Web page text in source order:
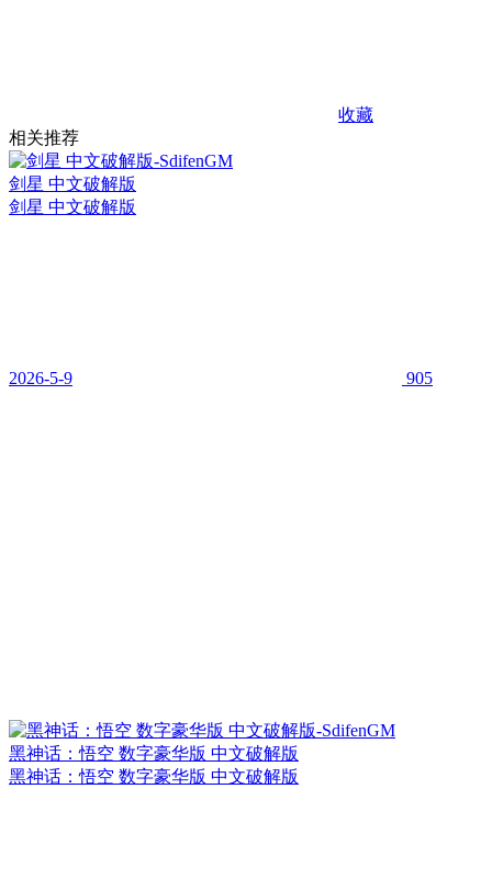
收藏
相关推荐
剑星 中文破解版
剑星 中文破解版
2026-5-9 905
黑神话：悟空 数字豪华版 中文破解版
黑神话：悟空 数字豪华版 中文破解版